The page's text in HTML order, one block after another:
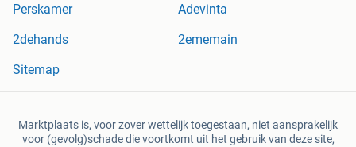
Perskamer
Adevinta
2dehands
2ememain
Sitemap
Marktplaats is, voor zover wettelijk toegestaan, niet aansprakelijk
voor (gevolg)schade die voortkomt uit het gebruik van deze site,